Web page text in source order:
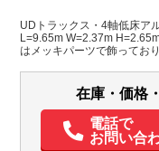
パワーウィンドウ
バックモニター
UDトラックス・4軸低床ア
L=9.65m W=2.37m
はメッキパーツで飾ってお
お問い合わせ下さい。
在庫・価格
電話で
お問い合